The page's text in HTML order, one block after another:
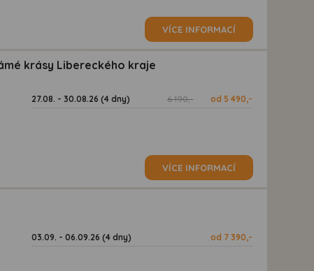
VÍCE INFORMACÍ
krásy Libereckého kraje
27.08. - 30.08.26 (4 dny) 6 190,- od 5 490,-
VÍCE INFORMACÍ
03.09. - 06.09.26 (4 dny) od 7 390,-